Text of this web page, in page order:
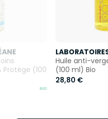
Protège (100
Huile anti-
(100 ml) Bio
28,80 €